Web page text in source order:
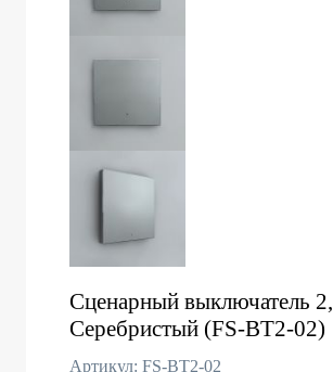
Сценарный выключатель 2,
Серебристый (FS-BT2-02)
Артикул: FS-BT2-02